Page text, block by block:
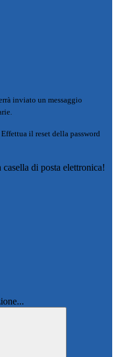
inviato un messaggio
il reset della password
di posta elettronica!